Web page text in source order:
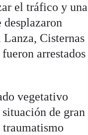
el tráfico y una
Cisternas
arrestados
vegetativo
de gran